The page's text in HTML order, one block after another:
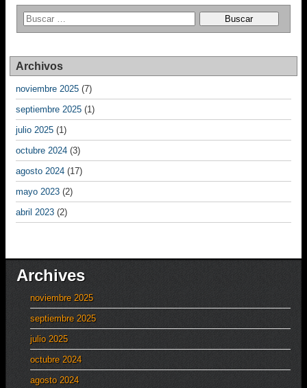
Archivos
noviembre 2025 (7)
septiembre 2025 (1)
julio 2025 (1)
octubre 2024 (3)
agosto 2024 (17)
mayo 2023 (2)
abril 2023 (2)
Archives
noviembre 2025
septiembre 2025
julio 2025
octubre 2024
agosto 2024